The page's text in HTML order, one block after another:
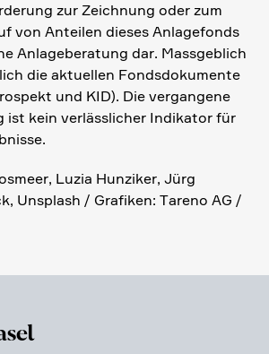
zur Zeich­nung oder zum
von Anteilen dieses Anlage­fonds
Anlage­be­ra­tung dar. Massgeb­lich
die aktuellen Fonds­do­ku­mente
und KID). Die vergan­gene
ist kein verläss­li­cher Indikator für
Luzia Hunziker, Jürg
Unsplash / Grafiken: Tareno AG /